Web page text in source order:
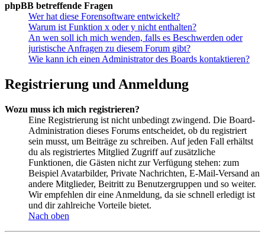
phpBB betreffende Fragen
Wer hat diese Forensoftware entwickelt?
Warum ist Funktion x oder y nicht enthalten?
An wen soll ich mich wenden, falls es Beschwerden oder
juristische Anfragen zu diesem Forum gibt?
Wie kann ich einen Administrator des Boards kontaktieren?
Registrierung und Anmeldung
Wozu muss ich mich registrieren?
Eine Registrierung ist nicht unbedingt zwingend. Die Board-
Administration dieses Forums entscheidet, ob du registriert
sein musst, um Beiträge zu schreiben. Auf jeden Fall erhältst
du als registriertes Mitglied Zugriff auf zusätzliche
Funktionen, die Gästen nicht zur Verfügung stehen: zum
Beispiel Avatarbilder, Private Nachrichten, E-Mail-Versand an
andere Mitglieder, Beitritt zu Benutzergruppen und so weiter.
Wir empfehlen dir eine Anmeldung, da sie schnell erledigt ist
und dir zahlreiche Vorteile bietet.
Nach oben